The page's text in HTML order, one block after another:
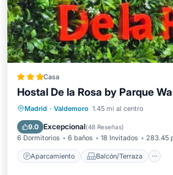
Casa
Hostal De la Rosa by Parque
Madrid · Valdemoro 1.45 mi al centro
9.0 Excepcional(48 Reseñas)
6 Dormitorios 6 baños 18 Invitados 283.45
Aparcamiento Balcón/Terraza
Aparcamiento
Balcón/
Aire acondicionado